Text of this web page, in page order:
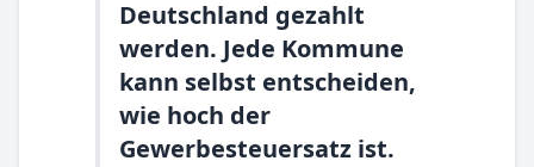
Deutschland gezahlt
werden. Jede Kommune
kann selbst entscheiden,
wie hoch der
Gewerbesteuersatz ist.